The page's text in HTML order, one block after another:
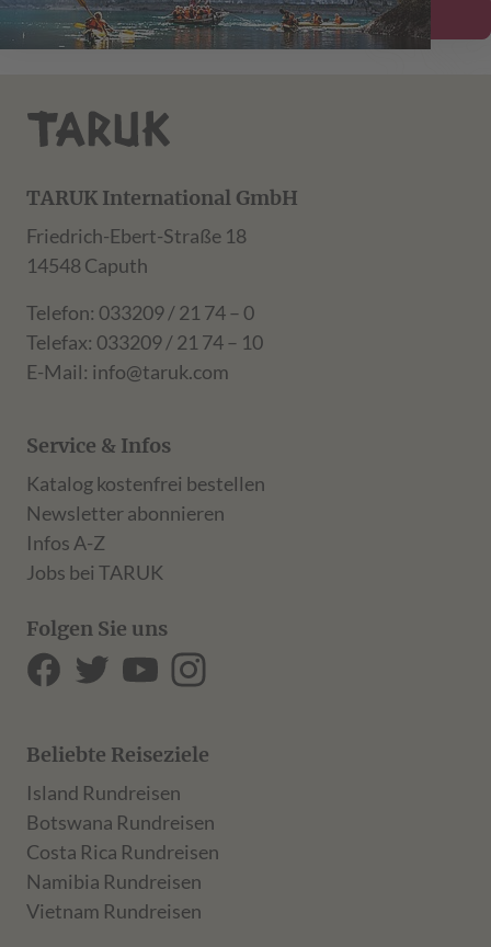
Details ansehen
TARUK International GmbH
Friedrich-Ebert-Straße 18
14548 Caputh
Telefon: 033209 / 21 74 – 0
Telefax: 033209 / 21 74 – 10
E-Mail: info@taruk.com
Service & Infos
Katalog kostenfrei bestellen
Newsletter abonnieren
Infos A-Z
Jobs bei TARUK
Folgen Sie uns
Beliebte Reiseziele
Island Rundreisen
Botswana Rundreisen
Costa Rica Rundreisen
Namibia Rundreisen
Vietnam Rundreisen